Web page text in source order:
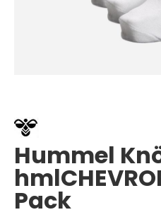
Bildgalerie
springen
Hummel
Pack